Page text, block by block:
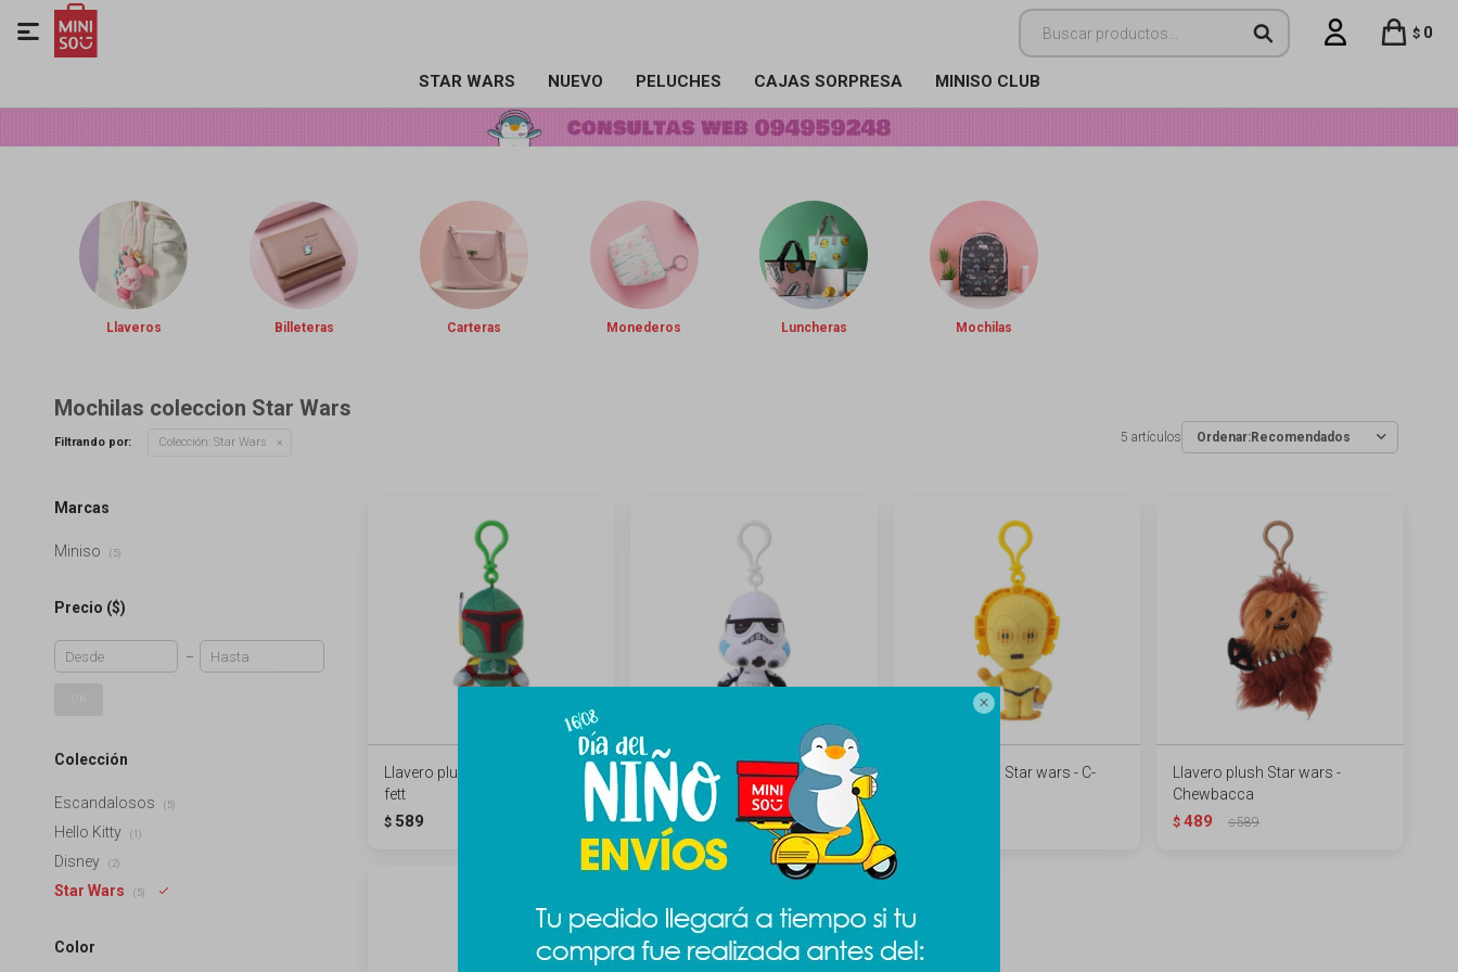

STAR WARS NUEVO PELUCHES CAJAS SORPRESA MINISO CLUB
$ 0

Llaveros Billeteras Carteras Monederos Luncheras Mochilas
Mochilas coleccion Star Wars
5 artículos Recomendados
Filtrando por: Colección: Star Wars
Llavero plush Star wars - Boba
fett
$ 589
Llavero plush Star wars -
Stormtrooper
$ 489 $589
Llavero plush Star wars - C-
Llavero plush Star wars -
Chewbacca
$ 489 $589
Marcas
Miniso (5)
Precio ($)
Colección
Escandalosos (5)
Hello Kitty (1)
Disney (2)
Star Wars (5)
Color